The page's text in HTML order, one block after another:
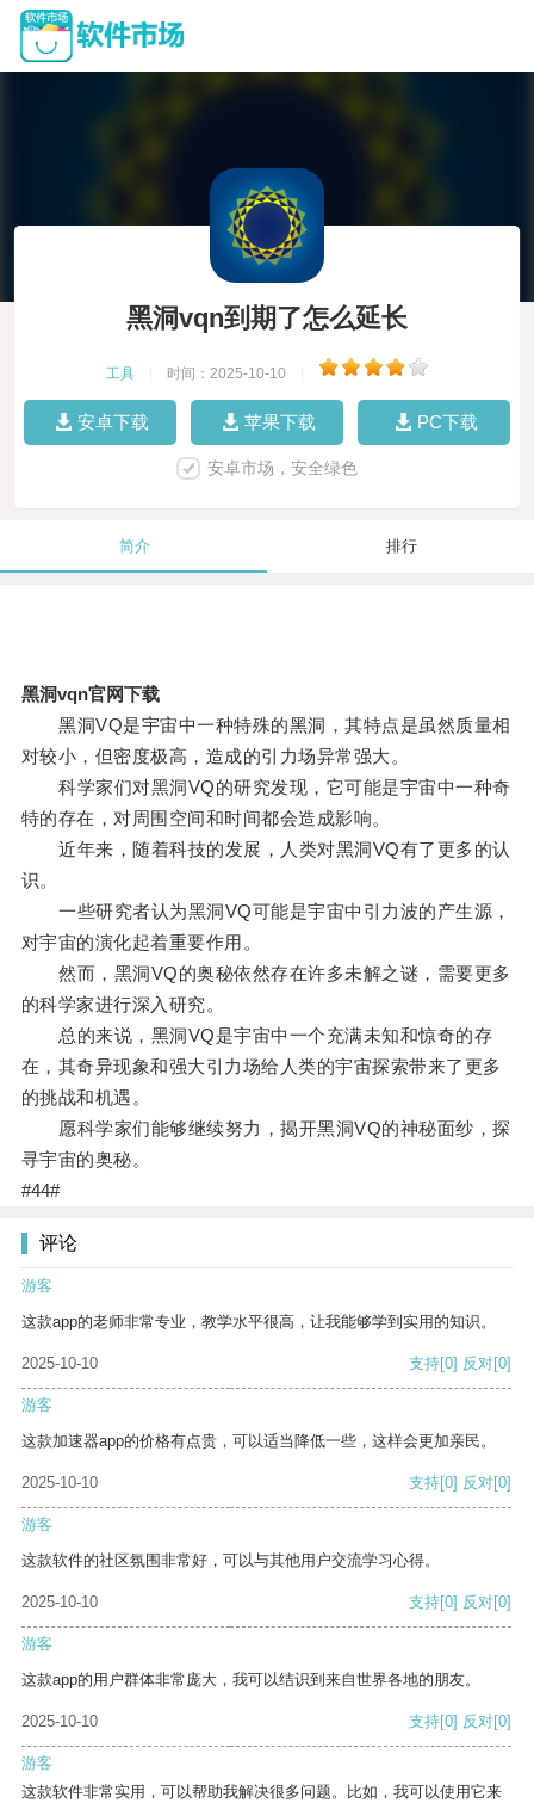
黑洞vqn到期了怎么延长
工具 时间：2025-10-10
安卓下载 苹果下载 PC下载
安卓市场，安全绿色
简介 排行
黑洞vqn官网下载
黑洞VQ是宇宙中一种特殊的黑洞，其特点是虽然质量相
对较小，但密度极高，造成的引力场异常强大。
科学家们对黑洞VQ的研究发现，它可能是宇宙中一种奇
特的存在，对周围空间和时间都会造成影响。
近年来，随着科技的发展，人类对黑洞VQ有了更多的认
识。
一些研究者认为黑洞VQ可能是宇宙中引力波的产生源，
对宇宙的演化起着重要作用。
然而，黑洞VQ的奥秘依然存在许多未解之谜，需要更多
的科学家进行深入研究。
总的来说，黑洞VQ是宇宙中一个充满未知和惊奇的存
在，其奇异现象和强大引力场给人类的宇宙探索带来了更多
的挑战和机遇。
愿科学家们能够继续努力，揭开黑洞VQ的神秘面纱，探
寻宇宙的奥秘。
#44#
评论
游客
这款app的老师非常专业，教学水平很高，让我能够学到实用的知识。
2025-10-10 支持[0] 反对[0]
游客
这款加速器app的价格有点贵，可以适当降低一些，这样会更加亲民。
2025-10-10 支持[0] 反对[0]
游客
这款软件的社区氛围非常好，可以与其他用户交流学习心得。
2025-10-10 支持[0] 反对[0]
游客
这款app的用户群体非常庞大，我可以结识到来自世界各地的朋友。
2025-10-10 支持[0] 反对[0]
游客
这款软件非常实用，可以帮助我解决很多问题。比如，我可以使用它来